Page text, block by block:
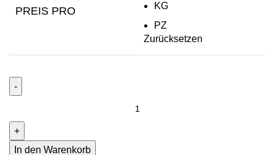
PREIS PRO
KG
PZ
Zurücksetzen
In den Warenkorb